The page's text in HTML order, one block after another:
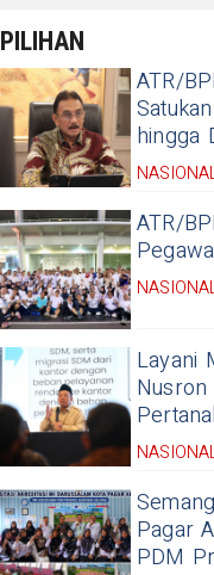
PILIHAN
ATR/
hingga
ATR/
Layani
Pagar
PDM